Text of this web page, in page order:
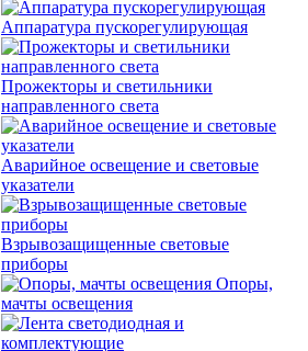
Аппаратура пускорегулирующая
Прожекторы и светильники
направленного света
Аварийное освещение и световые
указатели
Взрывозащищенные световые
приборы
Опоры,
мачты освещения